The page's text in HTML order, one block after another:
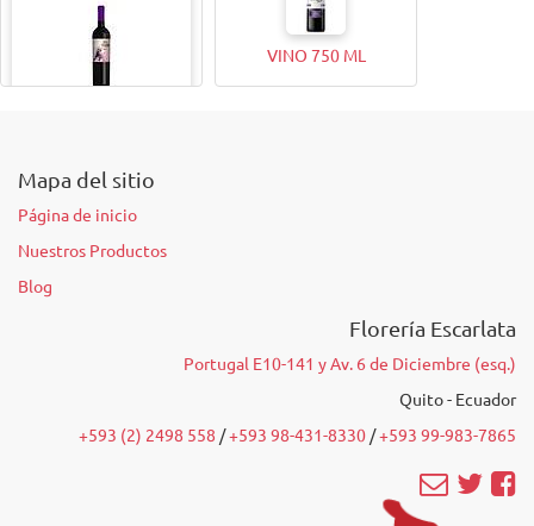
VINO 750 ML
Mapa del sitio
Página de inicio
Nuestros Productos
Blog
Florería Escarlata
Portugal E10-141 y Av. 6 de Diciembre (esq.)
Quito - Ecuador
+593 (2) 2498 558 /‭+593 98-431-8330 ‬ /‭+593 99-983-7865‬